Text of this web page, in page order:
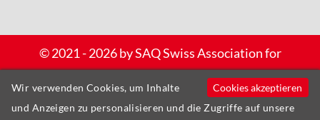
Copyright
und
Datenschutz
© 2021 - 2026 by SAQ Swiss Association for
Quality – Alle Rechte vorbehalten |
Datenschutzerklärung
Cookies akzeptieren
Wir verwenden Cookies, um Inhalte
und Anzeigen zu personalisieren und die Zugriffe auf unsere